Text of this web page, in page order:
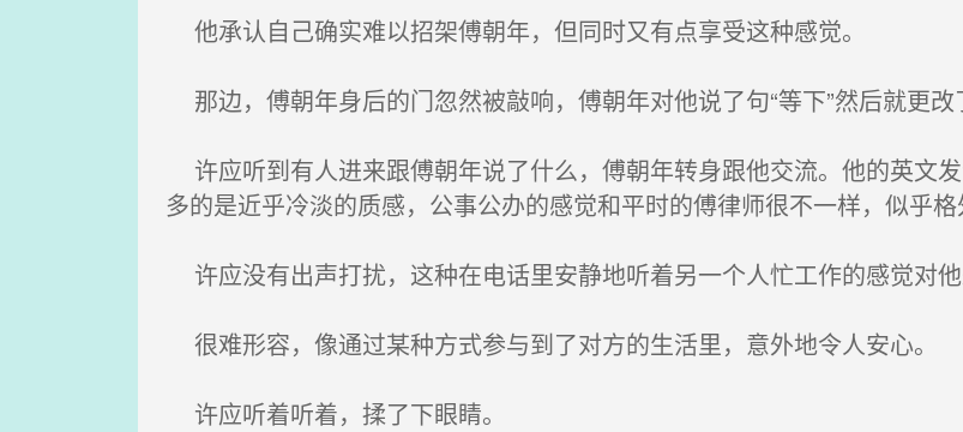
他承认自己确实难以招架傅朝年，但同时又有点享受这种感觉。
那边，傅朝年身后的门忽然被敲响，傅朝年对他说了句“等下”然后就更改
许应听到有人进来跟傅朝年说了什么，傅朝年转身跟他交流。他的英文
多的是近乎冷淡的质感，公事公办的感觉和平时的傅律师很不一样，似乎格
许应没有出声打扰，这种在电话里安静地听着另一个人忙工作的感觉对他
很难形容，像通过某种方式参与到了对方的生活里，意外地令人安心。
许应听着听着，揉了下眼睛。